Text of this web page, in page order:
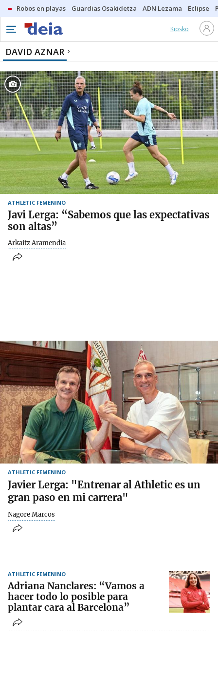
Robos en playas Guardias Osakidetza ADN Lezama Eclipse
Kiosko
DAVID AZNAR
ATHLETIC FEMENINO
Javi Lerga: “Sabemos que las expectativas
son altas”
Arkaitz Aramendia
ATHLETIC FEMENINO
Javier Lerga: "Entrenar al Athletic es un
gran paso en mi carrera"
Nagore Marcos
ATHLETIC FEMENINO
Adriana Nanclares: “Vamos a
hacer todo lo posible para
plantar cara al Barcelona”